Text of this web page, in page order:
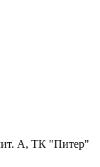
А, ТК "Питер"